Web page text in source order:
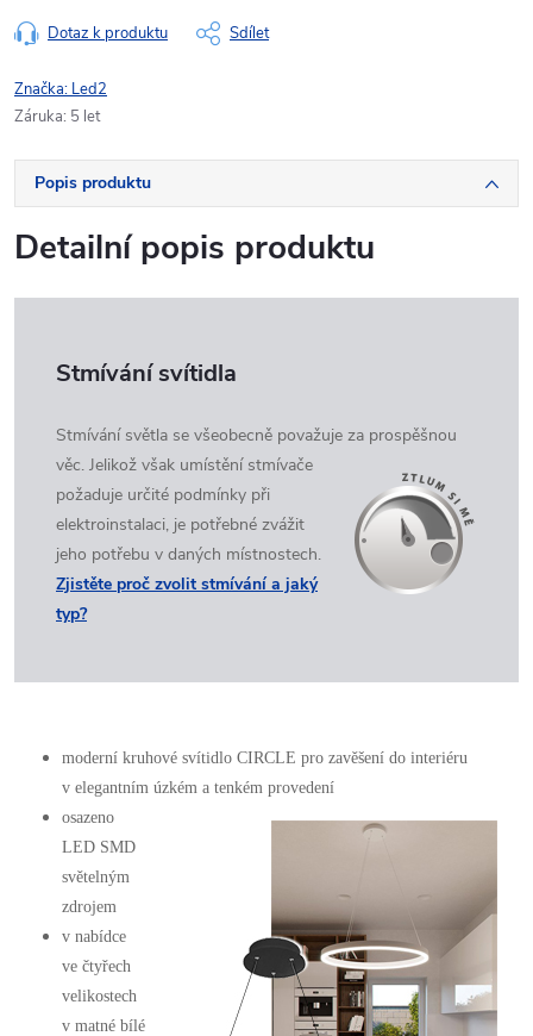
Dotaz k produktu Sdílet
Značka: Led2
Záruka: 5 let
Popis produktu
Detailní popis produktu
Stmívání svítidla
Stmívání světla se všeobecně považuje za prospěšnou
věc. Jelikož však umístění stmívače
požaduje určité podmínky při
elektroinstalaci, je potřebné zvážit
jeho potřebu v daných místnostech.
Zjistěte proč zvolit stmívání a jaký
typ?
moderní kruhové svítidlo CIRCLE pro zavěšení do interiéru
v elegantním úzkém a tenkém provedení
osazeno
LED SMD
světelným
zdrojem
v nabídce
ve čtyřech
velikostech
v matné bílé